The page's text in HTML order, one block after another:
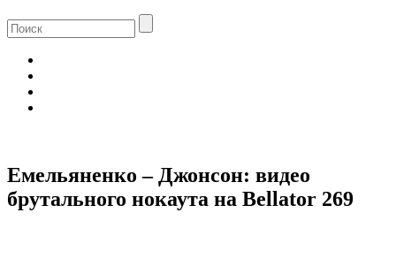
Емельяненко – Джонсон: видео
брутального нокаута на Bellator 269